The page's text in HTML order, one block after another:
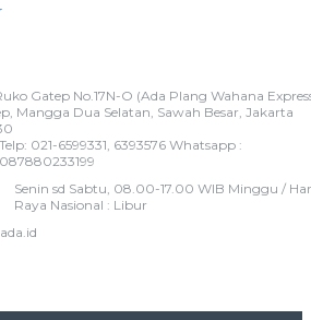
Gatep No.17N-O (Ada Plang Wahana
Mangga Dua Selatan, Sawah Besar, Jakarta
Telp: 021-6599331, 6393576 Whatsapp :
087880233199
Senin sd Sabtu, 08.00-17.00 WIB Minggu /
Raya Nasional : Libur